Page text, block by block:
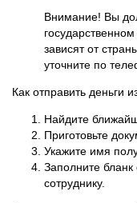
Внимание! Вы
зависят от
уточните по
Как отправить деньги
Найдите
Приготовьте
Укажите имя
Заполните
сотруднику.